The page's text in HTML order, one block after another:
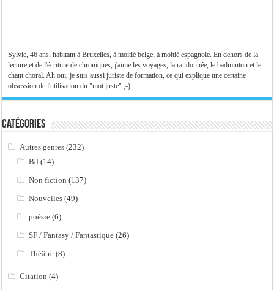
Sylvie, 46 ans, habitant à Bruxelles, à moitié belge, à moitié espagnole. En dehors de la
lecture et de l'écriture de chroniques, j'aime les voyages, la randonnée, le badminton et le
chant choral. Ah oui, je suis aussi juriste de formation, ce qui explique une certaine
obsession de l'utilisation du "mot juste" ;-)
Catégories
Autres genres (232)
Bd (14)
Non fiction (137)
Nouvelles (49)
poésie (6)
SF / Fantasy / Fantastique (26)
Théâtre (8)
Citation (4)